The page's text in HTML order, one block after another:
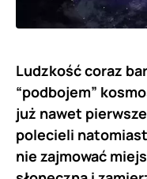
Ludzkość coraz
“podbojem”
już nawet
polecieli
nie zajmować